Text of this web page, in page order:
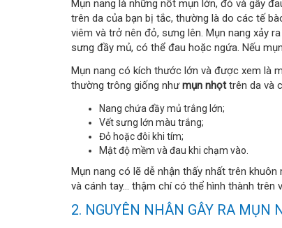
Mụn nang là những nốt mụn lớn, đỏ và gây
trên da của bạn bị tắc, thường là do các tế
viêm và trở nên đỏ, sưng lên. Mụn nang xảy
sưng đầy mủ, có thể đau hoặc ngứa. Nếu
Mụn nang có kích thước lớn và được xem là
thường trông giống nhưmụn nhọttrên da và
Nang chứa đầy mủ trắng lớn;
Vết sưng lớn màu trắng;
Đỏ hoặc đôi khi tím;
Mật độ mềm và đau khi chạm vào.
Mụn nang có lẽ dễ nhận thấy nhất trên
và cánh tay... thậm chí có thể hình thành trên
2. NGUYÊN NHÂN GÂY RA MỤN